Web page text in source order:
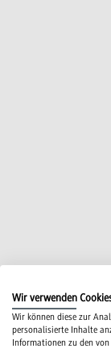
Wir verwenden
Wir können diese zur
personalisierte Inhalte
Informationen zu den